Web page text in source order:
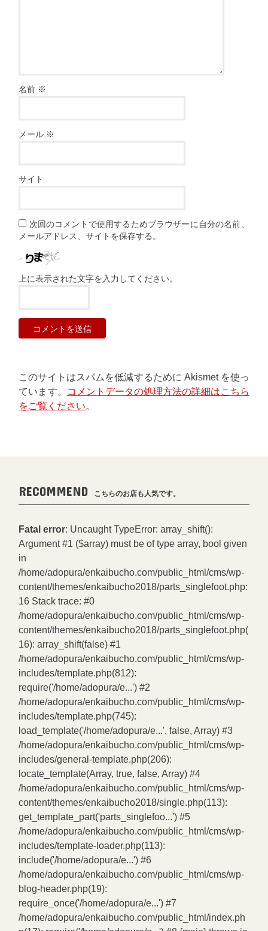
名前 ※
メール ※
サイト
次回のコメントで使用するためブラウザーに自分の名前、
メールアドレス、サイトを保存する。
上に表示された文字を入力してください。
このサイトはスパムを低減するために Akismet を使っ
ています。
コメントデータの処理方法の詳細はこちら
をご覧ください。
RECOMMEND こちらのお店も人気です。
Fatal error: Uncaught TypeError: array_shift():
Argument #1 ($array) must be of type array, bool given
in
/home/adopura/enkaibucho.com/public_html/cms/wp-
content/themes/enkaibucho2018/parts_singlefoot.php:
16 Stack trace: #0
/home/adopura/enkaibucho.com/public_html/cms/wp-
content/themes/enkaibucho2018/parts_singlefoot.php(
16): array_shift(false) #1
/home/adopura/enkaibucho.com/public_html/cms/wp-
includes/template.php(812):
require('/home/adopura/e...') #2
/home/adopura/enkaibucho.com/public_html/cms/wp-
includes/template.php(745):
load_template('/home/adopura/e...', false, Array) #3
/home/adopura/enkaibucho.com/public_html/cms/wp-
includes/general-template.php(206):
locate_template(Array, true, false, Array) #4
/home/adopura/enkaibucho.com/public_html/cms/wp-
content/themes/enkaibucho2018/single.php(113):
get_template_part('parts_singlefoo...') #5
/home/adopura/enkaibucho.com/public_html/cms/wp-
includes/template-loader.php(113):
include('/home/adopura/e...') #6
/home/adopura/enkaibucho.com/public_html/cms/wp-
blog-header.php(19):
require_once('/home/adopura/e...') #7
/home/adopura/enkaibucho.com/public_html/index.ph